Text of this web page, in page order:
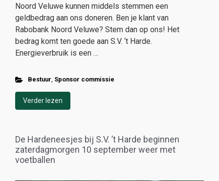
Noord Veluwe kunnen middels stemmen een
geldbedrag aan ons doneren. Ben je klant van
Rabobank Noord Veluwe? Stem dan op ons! Het
bedrag komt ten goede aan S.V. ‘t Harde.
Energieverbruik is een …
Bestuur, Sponsor commissie
Verder lezen
De Hardeneesjes bij S.V. ’t Harde beginnen
zaterdagmorgen 10 september weer met
voetballen